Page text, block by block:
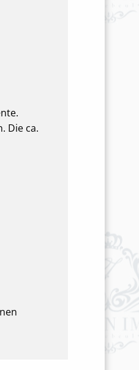
Die ca.